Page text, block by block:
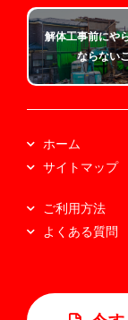
解体工事前にや
ならない
ホーム
サイトマップ
ご利用方法
よくある質問